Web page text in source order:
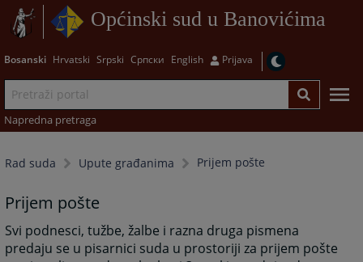
Općinski sud u Banovićima
Bosanski Hrvatski Srpski Српски English Prijava
Napredna pretraga
Rad suda Upute građanima Prijem pošte
Prijem pošte
Svi podnesci, tužbe, žalbe i razna druga pismena
predaju se u pisarnici suda u prostoriji za prijem pošte